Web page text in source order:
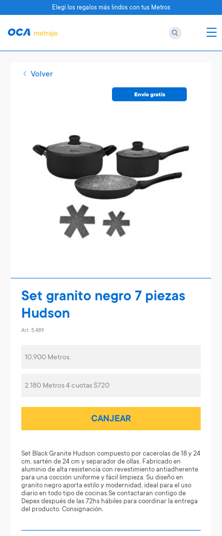
Volver
Envío gratis
Set granito negro 7 piezas
Hudson
Art. 5.489
10.900 Metros.
2.180 Metros 4 cuotas $720
CANJEAR
Set Black Granite Hudson compuesto por cacerolas de 18 y 24
cm, sartén de 24 cm y separador de ollas. Fabricado en
aluminio de alta resistencia con revestimiento antiadherente
para una cocción uniforme y fácil limpieza. Su diseño en
granito negro aporta estilo y modernidad, ideal para el uso
diario en todo tipo de cocinas.Se contactaran contigo de
Depex después de las 72hs hábiles para coordinar la entrega
del producto. Consignación.
Elegí los regalos más lindos con tus Metros